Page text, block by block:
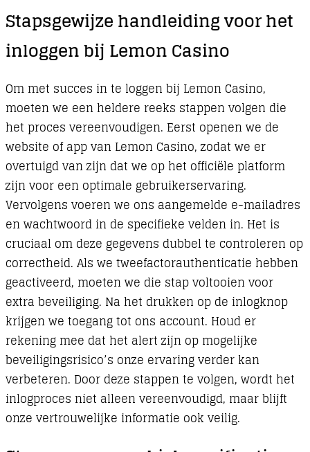
Stapsgewijze handleiding voor het
inloggen bij Lemon Casino
Om met succes in te loggen bij Lemon Casino,
moeten we een heldere reeks stappen volgen die
het proces vereenvoudigen. Eerst openen we de
website of app van Lemon Casino, zodat we er
overtuigd van zijn dat we op het officiële platform
zijn voor een optimale gebruikerservaring.
Vervolgens voeren we ons aangemelde e-mailadres
en wachtwoord in de specifieke velden in. Het is
cruciaal om deze gegevens dubbel te controleren op
correctheid. Als we tweefactorauthenticatie hebben
geactiveerd, moeten we die stap voltooien voor
extra beveiliging. Na het drukken op de inlogknop
krijgen we toegang tot ons account. Houd er
rekening mee dat het alert zijn op mogelijke
beveiligingsrisico’s onze ervaring verder kan
verbeteren. Door deze stappen te volgen, wordt het
inlogproces niet alleen vereenvoudigd, maar blijft
onze vertrouwelijke informatie ook veilig.